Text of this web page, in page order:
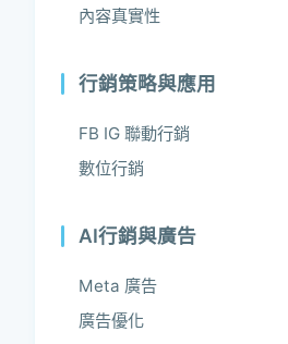
內容真實性
行銷策略與應用
FB IG 聯動行銷
數位行銷
AI行銷與廣告
Meta 廣告
廣告優化